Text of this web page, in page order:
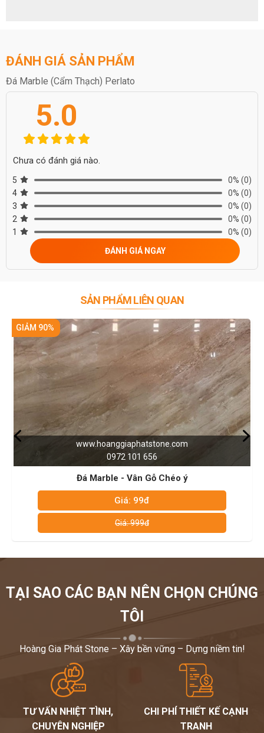
ĐÁNH GIÁ SẢN PHẨM
Đá Marble (Cẩm Thạch) Perlato
5.0
Chưa có đánh giá nào.
5 0% (0)
4
0% (0)
3
0% (0)
2
0% (0)
1
0% (0)
ĐÁNH GIÁ NGAY
SẢN PHẨM LIÊN QUAN
www.hoanggiaphatstone.com
0972 101 656
GIẢM 90%
Đá Marble - Vân Gỗ Xám
TẠI SAO CÁC BẠN NÊN CHỌN CHÚNG
TÔI
Hoàng Gia Phát Stone – Xây bền vững – Dựng niềm tin!
TƯ VẤN NHIỆT TÌNH,
CHUYÊN NGHIỆP
CHI PHÍ THIẾT KẾ CẠNH
TRANH